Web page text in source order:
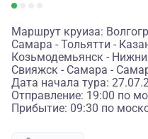
Маршрут круиза:
Самара - Тольятти -
Козьмодемьянск -
Свияжск - Самара -
Дата начала тура:
Отправление: 19:00 по
Прибытие: 09:30 по